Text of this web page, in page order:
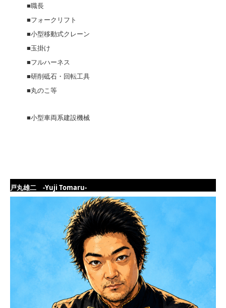
■職長
■フォークリフト
■小型移動式クレーン
■玉掛け
■フルハーネス
■研削砥石・回転工具
■丸のこ等
■小型車両系建設機械
戸丸雄二 -Yuji Tomaru-